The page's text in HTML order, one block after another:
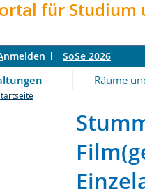
für Studium
nmelden SoSe 2026
Räume